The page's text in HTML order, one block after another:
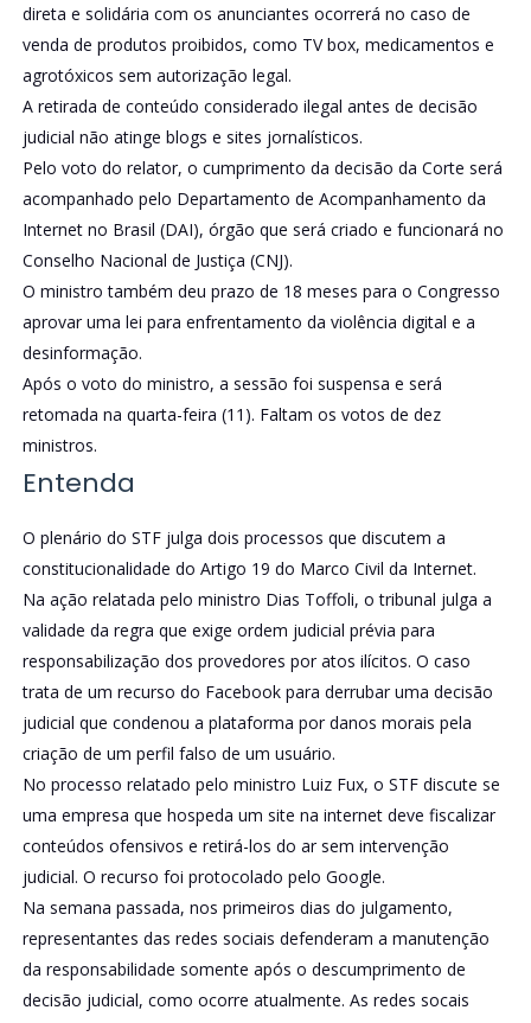
direta e solidária com os anunciantes ocorrerá no caso de
venda de produtos proibidos, como TV box, medicamentos e
agrotóxicos sem autorização legal.
A retirada de conteúdo considerado ilegal antes de decisão
judicial não atinge blogs e sites jornalísticos.
Pelo voto do relator, o cumprimento da decisão da Corte será
acompanhado pelo Departamento de Acompanhamento da
Internet no Brasil (DAI), órgão que será criado e funcionará no
Conselho Nacional de Justiça (CNJ).
O ministro também deu prazo de 18 meses para o Congresso
aprovar uma lei para enfrentamento da violência digital e a
desinformação.
Após o voto do ministro, a sessão foi suspensa e será
retomada na quarta-feira (11). Faltam os votos de dez
ministros.
Entenda
O plenário do STF julga dois processos que discutem a
constitucionalidade do Artigo 19 do Marco Civil da Internet.
Na ação relatada pelo ministro Dias Toffoli, o tribunal julga a
validade da regra que exige ordem judicial prévia para
responsabilização dos provedores por atos ilícitos. O caso
trata de um recurso do Facebook para derrubar uma decisão
judicial que condenou a plataforma por danos morais pela
criação de um perfil falso de um usuário.
No processo relatado pelo ministro Luiz Fux, o STF discute se
uma empresa que hospeda um site na internet deve fiscalizar
conteúdos ofensivos e retirá-los do ar sem intervenção
judicial. O recurso foi protocolado pelo Google.
Na semana passada, nos primeiros dias do julgamento,
representantes das redes sociais defenderam a manutenção
da responsabilidade somente após o descumprimento de
decisão judicial, como ocorre atualmente. As redes socais